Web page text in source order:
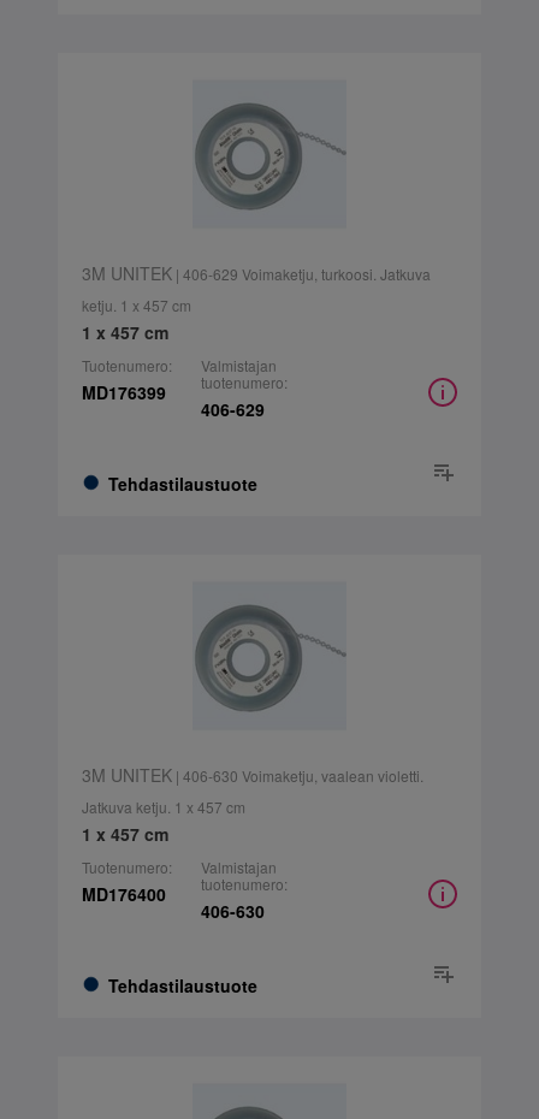
3M UNITEK| 406-629 Voimaketju, turkoosi. Jatkuva
ketju. 1 x 457 cm
1 x 457 cm
Tuotenumero:
MD176399
Tehdastilaustuote
Valmistajan
tuotenumero:
406-629
3M UNITEK| 406-630 Voimaketju, vaalean violetti.
Jatkuva ketju. 1 x 457 cm
1 x 457 cm
Tuotenumero:
MD176400
Tehdastilaustuote
Valmistajan
tuotenumero:
406-630